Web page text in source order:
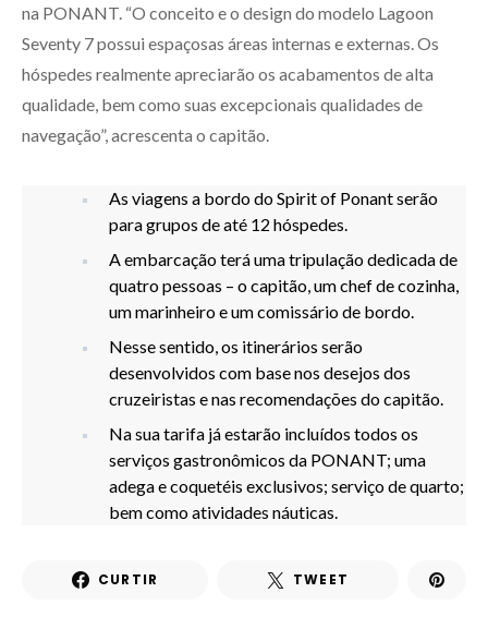
na PONANT. “O conceito e o design do modelo Lagoon
Seventy 7 possui espaçosas áreas internas e externas. Os
hóspedes realmente apreciarão os acabamentos de alta
qualidade, bem como suas excepcionais qualidades de
navegação”, acrescenta o capitão.
As viagens a bordo do Spirit of Ponant serão
para grupos de até 12 hóspedes.
A embarcação terá uma tripulação dedicada de
quatro pessoas – o capitão, um chef de cozinha,
um marinheiro e um comissário de bordo.
Nesse sentido, os itinerários serão
desenvolvidos com base nos desejos dos
cruzeiristas e nas recomendações do capitão.
Na sua tarifa já estarão incluídos todos os
serviços gastronômicos da PONANT; uma
adega e coquetéis exclusivos; serviço de quarto;
bem como atividades náuticas.
CURTIR TWEET